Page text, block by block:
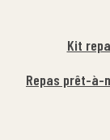
Kit
Repas prêt-à-